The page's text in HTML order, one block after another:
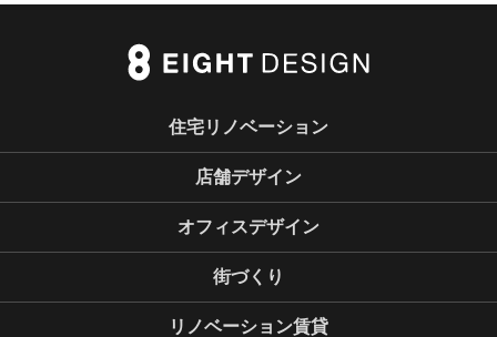
住宅リノベーション
店舗デザイン
オフィスデザイン
街づくり
リノベーション賃貸